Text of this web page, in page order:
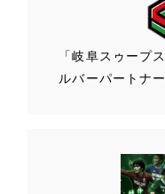
「岐阜スゥープス
ルバーパートナー